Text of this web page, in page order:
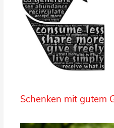
Schenken mit gutem